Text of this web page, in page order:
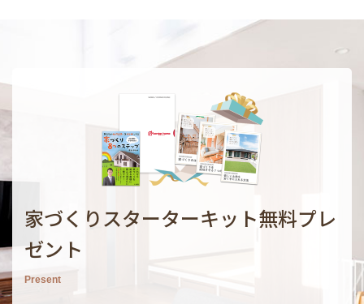
家づくりスターターキット無料プレ
ゼント
Present